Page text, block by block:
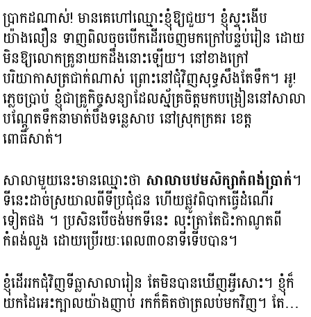
ប្រាកដណាស់! មានគេហៅឈ្មោះខ្ញុំឱ្យជួយ។ ខ្ញុំស្ទុះងើប
យ៉ាងលឿន ទាញពិលចុចបើកដើរចេញមកក្រៅបន្ទប់រៀន ដោយ
មិនឱ្យលោកគ្រូនាយកដឹងនោះឡើយ។ នៅខាងក្រៅ
បរិយាកាសត្រជាក់ណាស់ ព្រោះនៅជុំវិញសុទ្ធសឹងតែទឹក។ អូ!
ភ្លេចប្រាប់ ខ្ញុំជាគ្រូកិច្ចសន្យាដែលស្ម័គ្រចិត្តមកបង្រៀននៅសាលា
បណ្តែតទឹកនាមាត់បឹងទន្លេសាប នៅស្រុកក្រគរ ខេត្ត
ពោធិ៍សាត់។
សាលាមួយនេះមានឈ្មោះថា សាលាបឋមសិក្សាកំពង់ប្រាក់។
ទីនេះដាច់ស្រយាលពីទីប្រជុំជន ហើយផ្លូវពិបាកធ្វើដំណើរ
ទៀតផង ។ ប្រសិនបើចង់មកទីនេះ លុះត្រាតែជិះកាណូតពី
កំពង់លួង ដោយប្រើរយៈពេល៣០នាទីទើបបាន។
ខ្ញុំដើររកជុំវិញទីធ្លាសាលារៀន តែមិនបានឃើញអ្វីសោះ។ ខ្ញុំក៏
យកដៃអេះក្បាលយ៉ាងញាប់ រកក៏គិតថាត្រលប់មកវិញ។ តែ…